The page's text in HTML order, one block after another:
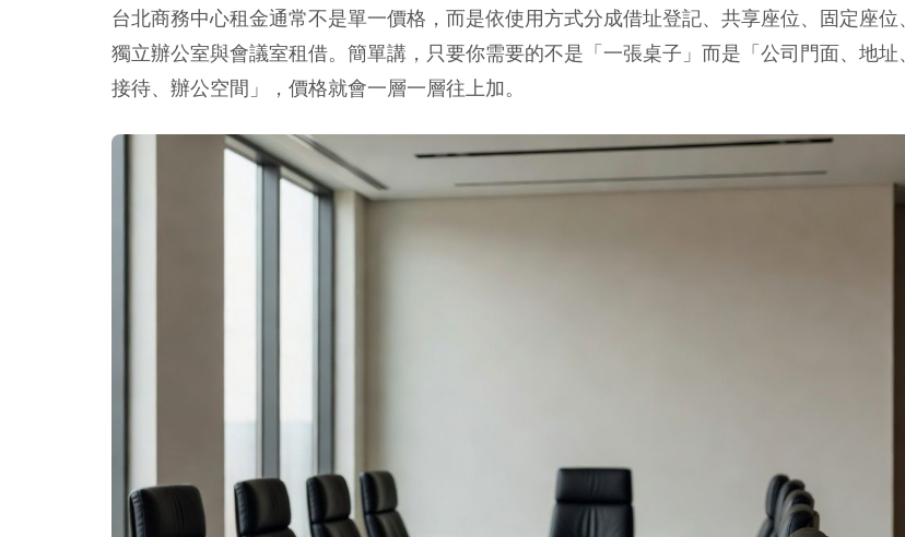
台北商務中心租金通常不是單一價格，而是依使用方式分成借址登記、共享座位、固定座位、
獨立辦公室與會議室租借。簡單講，只要你需要的不是「一張桌子」而是「公司門面、地址、
接待、辦公空間」，價格就會一層一層往上加。